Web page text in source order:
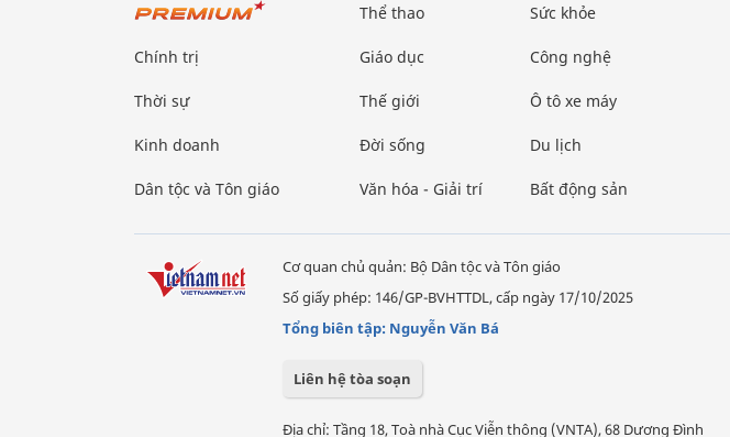
Chính trị
Thời sự
Kinh doanh
Dân tộc và Tôn giáo
Thể thao
Giáo dục
Thế giới
Đời sống
Văn hóa - Giải trí
Sức khỏe
Công nghệ
Ô tô xe máy
Du lịch
Bất động sản
Cơ quan chủ quản: Bộ Dân tộc và Tôn giáo
Số giấy phép: 146/GP-BVHTTDL, cấp ngày 17/10/2025
Tổng biên tập: Nguyễn Văn Bá
Liên hệ tòa soạn
Địa chỉ: Tầng 18, Toà nhà Cục Viễn thông (VNTA), 68 Dương Đình